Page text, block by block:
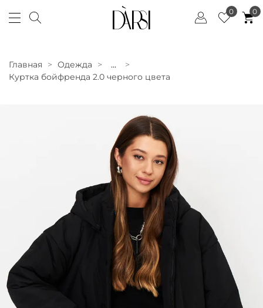
0 0
Главная Одежда
...
Куртка бойфренда 2.0 черного цвета